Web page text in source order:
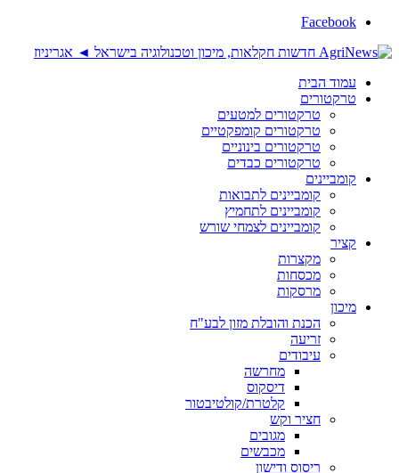
Facebook
עמוד הבית
טרקטורים
טרקטורים למטעים
טרקטורים קומפקטיים
טרקטורים בינוניים
טרקטורים כבדים
קומביינים
קומביינים לתבואות
קומביינים לתחמיץ
קומביינים לצמחי שורש
קציר
מקצרות
מכסחות
מרסקות
מיכון
הכנת והובלת מזון לבע"ח
זריעה
עיבודים
מחרשה
דיסקוס
קלטרת/קולטיבטור
חציר וקש
מגובים
מכבשים
ריסוס ודישון